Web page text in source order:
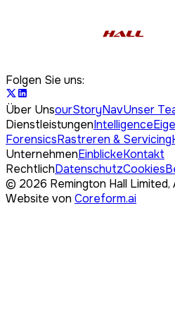
Folgen Sie uns:
Über UnsourStoryNavUnser
DienstleistungenIntelligence
ForensicsRastreren & Servicing
UnternehmenEinblickeKontakt
RechtlichDatenschutzCookies
© 2026 Remington Hall Limited,
Website von Coreform.ai